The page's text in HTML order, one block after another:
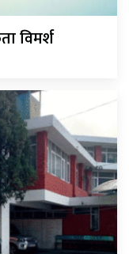
विमर्श